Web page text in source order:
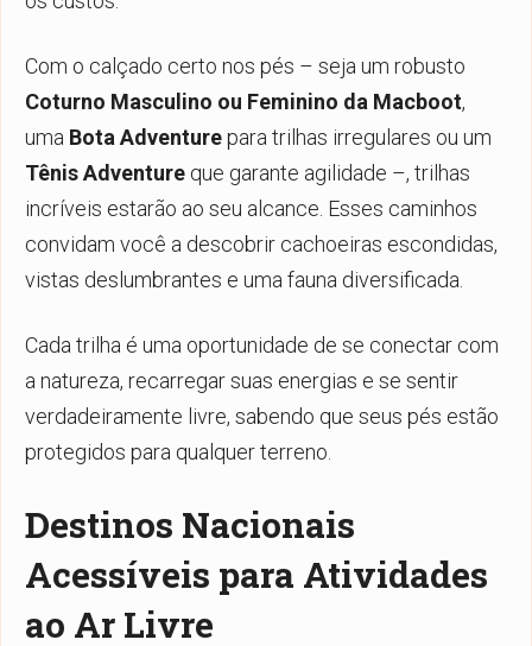
Com o calçado certo nos pés – seja um robusto
Coturno Masculino ou Feminino da Macboot,
uma Bota Adventurepara trilhas irregulares ou um
Tênis Adventure que garante agilidade –, trilhas
incríveis estarão ao seu alcance. Esses caminhos
convidam você a descobrir cachoeiras escondidas,
vistas deslumbrantes e uma fauna diversificada.
Cada trilha é uma oportunidade de se conectar com
a natureza, recarregar suas energias e se sentir
verdadeiramente livre, sabendo que seus pés estão
protegidos para qualquer terreno.
Destinos Nacionais
Acessíveis para Atividades
ao Ar Livre